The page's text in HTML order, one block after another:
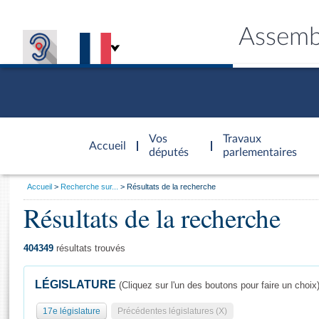
Accueil
d'accueil
Vos
députés
Travaux
parlementaires
Général
Vous
Accueil Recherche sur... Résultats de la recherche
Résultats de la recherche
404349 résultats trouvés
LÉGISLATURE (Cliquez sur l'un des boutons pour faire un choix)
17e législature Précédentes législatures (X)